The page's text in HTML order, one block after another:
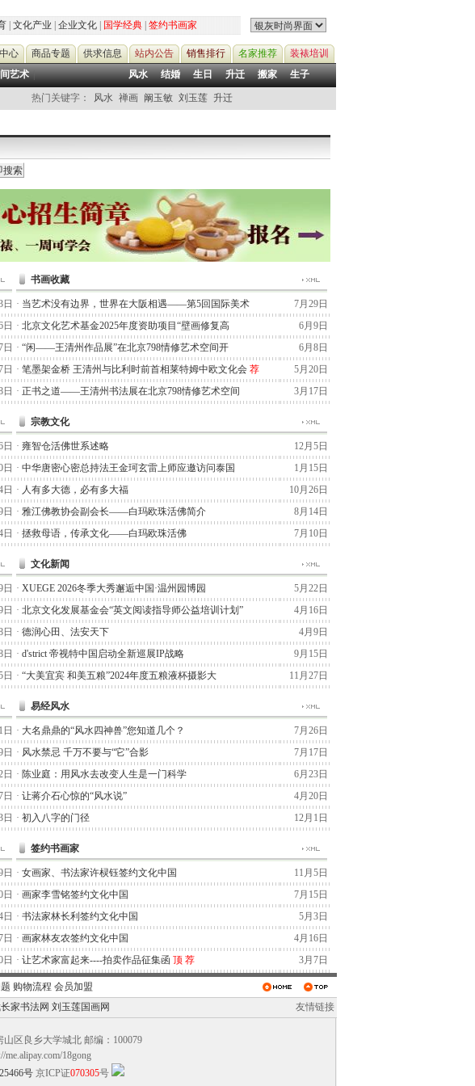
| 文化产业 企业文化| 国学经典| 签约书画家
心 商品专题 供求信息 站内公告 销售排行 名家推荐
装裱培训
艺术| 风水 结婚 生日 升迁 搬家 生子
热门关键字： 风水 禅画 阚玉敏 刘玉莲 升迁
日
日
日
日
日
书画收藏
· 当艺术没有边界，世界在大阪相遇——第5回国际美术
7月29日
· 北京文化艺术基金2025年度资助项目“壁画修复高
6月9日
· “闲——王清州作品展”在北京798情修艺术空间开
6月8日
· 笔墨架金桥 王清州与比利时前首相莱特姆中欧文化会 荐
5月20日
· 正书之道——王清州书法展在北京798情修艺术空间 3月17日
日
日
日
日
日
宗教文化
· 雍智仓活佛世系述略
12月5日
· 中华唐密心密总持法王金珂玄雷上师应邀访问泰国
1月15日
· 人有多大德，必有多大福
10月26日
· 雅江佛教协会副会长——白玛欧珠活佛简介
8月14日
· 拯救母语，传承文化——白玛欧珠活佛 7月10日
日
日
日
日
日
文化新闻
· XUEGE 2026冬季大秀邂逅中国·温州园博园
5月22日
· 北京文化发展基金会“英文阅读指导师公益培训计划”
4月16日
· 德润心田、法安天下
4月9日
· d'strict 帝视特中国启动全新巡展IP战略
9月15日
· “大美宜宾 和美五粮”2024年度五粮液杯摄影大 11月27日
日
日
日
日
日
易经风水
· 大名鼎鼎的“风水四神兽”您知道几个？
7月26日
· 风水禁忌 千万不要与“它”合影
7月17日
· 陈业庭：用风水去改变人生是一门科学
6月23日
· 让蒋介石心惊的“风水说”
4月20日
· 初入八字的门径 12月1日
日
日
日
日
日
签约书画家
· 女画家、书法家许棂钰签约文化中国
11月5日
· 画家李雪铭签约文化中国
7月15日
· 书法家林长利签约文化中国
5月3日
· 画家林友农签约文化中国
4月16日
· 让艺术家富起来----拍卖作品征集函 顶 荐 3月7日
购物流程 会员加盟
家书法网 刘玉莲国画网 友情链接
区良乡大学城北 邮编：100079
18gong
号 京ICP证070305号